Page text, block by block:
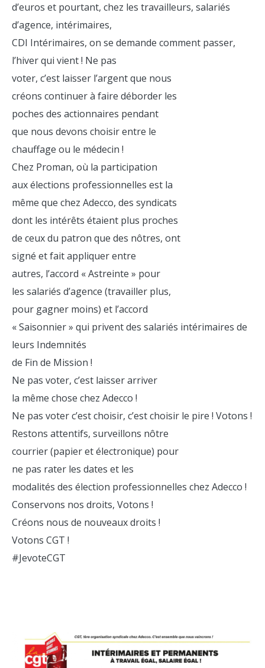
d’euros et pourtant, chez les travailleurs, salariés
d’agence, intérimaires,
CDI Intérimaires, on se demande comment passer,
l’hiver qui vient ! Ne pas
voter, c’est laisser l’argent que nous
créons continuer à faire déborder les
poches des actionnaires pendant
que nous devons choisir entre le
chauffage ou le médecin !
Chez Proman, où la participation
aux élections professionnelles est la
même que chez Adecco, des syndicats
dont les intérêts étaient plus proches
de ceux du patron que des nôtres, ont
signé et fait appliquer entre
autres, l’accord « Astreinte » pour
les salariés d’agence (travailler plus,
pour gagner moins) et l’accord
« Saisonnier » qui privent des salariés intérimaires de
leurs Indemnités
de Fin de Mission !
Ne pas voter, c’est laisser arriver
la même chose chez Adecco !
Ne pas voter c’est choisir, c’est choisir le pire ! Votons !
Restons attentifs, surveillons nôtre
courrier (papier et électronique) pour
ne pas rater les dates et les
modalités des élection professionnelles chez Adecco !
Conservons nos droits, Votons !
Créons nous de nouveaux droits !
Votons CGT !
#JevoteCGT